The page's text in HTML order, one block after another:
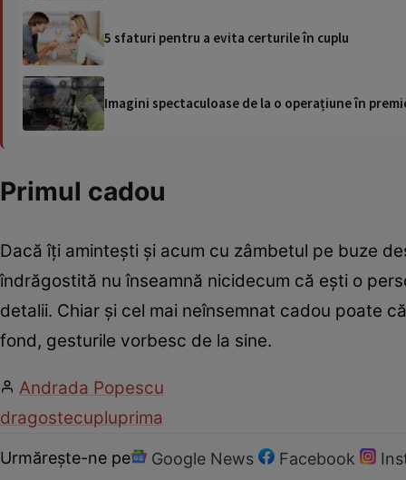
5 sfaturi pentru a evita certurile în cuplu
Imagini spectaculoase de la o operațiune în
Primul cadou
Dacă îţi aminteşti şi acum cu zâmbetul pe buze
îndrăgostită nu înseamnă nicidecum că eşti o
detalii. Chiar şi cel mai neînsemnat cadou poate
fond, gesturile vorbesc de la sine.
Andrada Popescu
dragostecupluprima
Urmărește-ne pe Google News Facebook